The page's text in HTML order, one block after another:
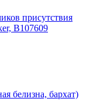
присутствия
B107609